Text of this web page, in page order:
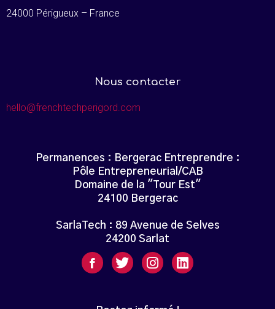
24000 Périgueux – France
Nous contacter
hello@frenchtechperigord.com
Permanences : Bergerac Entreprendre :
Pôle Entrepreneurial/CAB
Domaine de la "Tour Est"
24100 Bergerac
SarlaTech : 89 Avenue de Selves
24200 Sarlat